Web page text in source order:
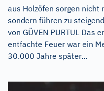
aus Holzöfen sorgen nicht
sondern führen zu
von GÜVEN PURTUL Das
entfachte Feuer war ein
30.000 Jahre später...